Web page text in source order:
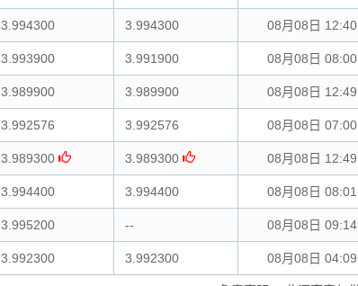
3.994300 3.994300 08月08日 12:40
3.993900 3.991900 08月08日 08:00
3.989900 3.989900 08月08日 12:49
3.992576 3.992576 08月08日 07:00
3.989300 3.989300 08月08日 12:49
3.994400 3.994400 08月08日 08:01
3.995200 -- 08月08日 09:14
3.992300 3.992300 08月08日 04:09